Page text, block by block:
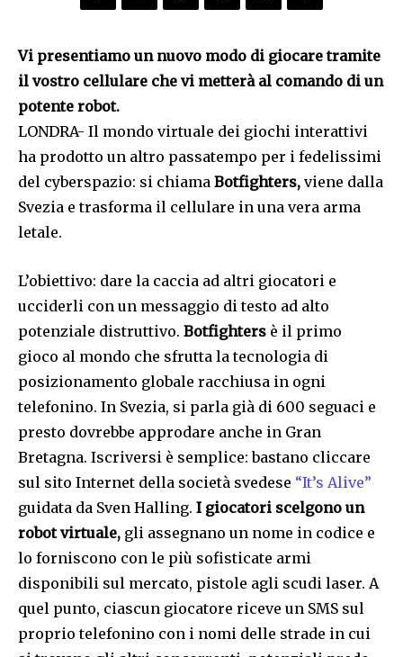
Vi presentiamo un nuovo modo di giocare tramite
il vostro cellulare che vi metterà al comando di un
potente robot.
LONDRA- Il mondo virtuale dei giochi interattivi
ha prodotto un altro passatempo per i fedelissimi
del cyberspazio: si chiama Botfighters, viene dalla
Svezia e trasforma il cellulare in una vera arma
letale.
L’obiettivo: dare la caccia ad altri giocatori e
ucciderli con un messaggio di testo ad alto
potenziale distruttivo. Botfighters è il primo
gioco al mondo che sfrutta la tecnologia di
posizionamento globale racchiusa in ogni
telefonino. In Svezia, si parla già di 600 seguaci e
presto dovrebbe approdare anche in Gran
Bretagna. Iscriversi è semplice: bastano cliccare
sul sito Internet della società svedese “It’s Alive”
guidata da Sven Halling. I giocatori scelgono un
robot virtuale, gli assegnano un nome in codice e
lo forniscono con le più sofisticate armi
disponibili sul mercato, pistole agli scudi laser. A
quel punto, ciascun giocatore riceve un SMS sul
proprio telefonino con i nomi delle strade in cui